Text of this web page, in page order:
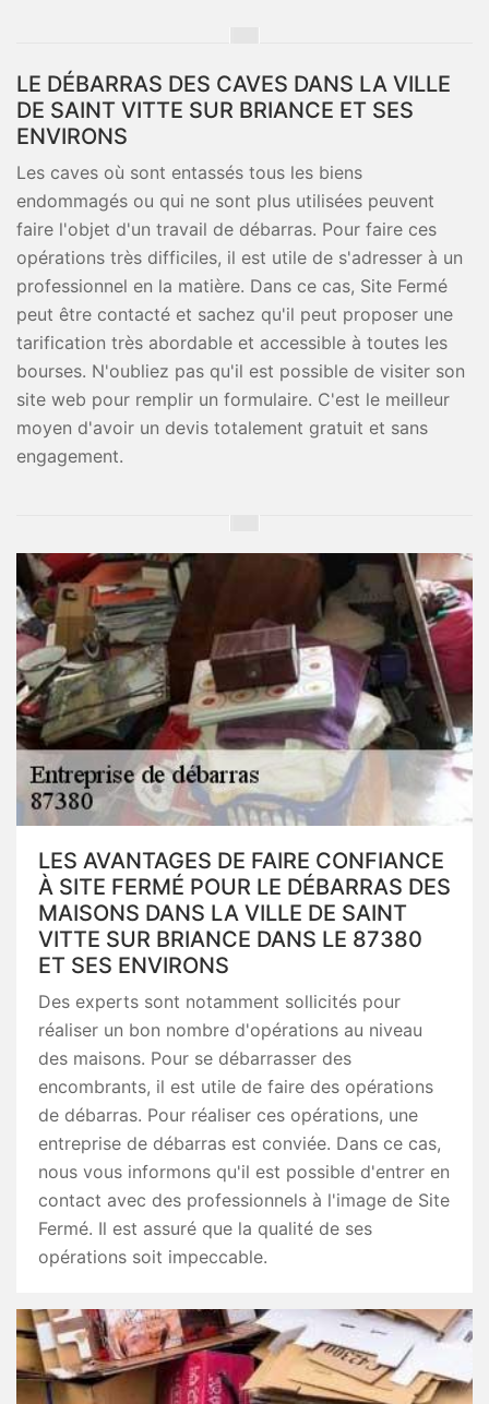
LE DÉBARRAS DES CAVES DANS LA VILLE
DE SAINT VITTE SUR BRIANCE ET SES
ENVIRONS
Les caves où sont entassés tous les biens
endommagés ou qui ne sont plus utilisées peuvent
faire l'objet d'un travail de débarras. Pour faire ces
opérations très difficiles, il est utile de s'adresser à un
professionnel en la matière. Dans ce cas, Site Fermé
peut être contacté et sachez qu'il peut proposer une
tarification très abordable et accessible à toutes les
bourses. N'oubliez pas qu'il est possible de visiter son
site web pour remplir un formulaire. C'est le meilleur
moyen d'avoir un devis totalement gratuit et sans
engagement.
LES AVANTAGES DE FAIRE CONFIANCE
À SITE FERMÉ POUR LE DÉBARRAS DES
MAISONS DANS LA VILLE DE SAINT
VITTE SUR BRIANCE DANS LE 87380
ET SES ENVIRONS
Des experts sont notamment sollicités pour
réaliser un bon nombre d'opérations au niveau
des maisons. Pour se débarrasser des
encombrants, il est utile de faire des opérations
de débarras. Pour réaliser ces opérations, une
entreprise de débarras est conviée. Dans ce cas,
nous vous informons qu'il est possible d'entrer en
contact avec des professionnels à l'image de Site
Fermé. Il est assuré que la qualité de ses
opérations soit impeccable.